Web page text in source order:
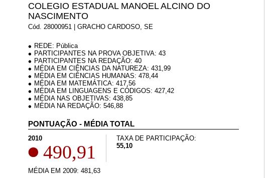
COLEGIO ESTADUAL MANOEL ALCINO DO
NASCIMENTO
Cód. 28000951 | GRACHO CARDOSO, SE
REDE: Pública
PARTICIPANTES NA PROVA OBJETIVA: 43
PARTICIPANTES NA REDAÇÃO: 40
MÉDIA EM CIÊNCIAS DA NATUREZA: 431,99
MÉDIA EM CIÊNCIAS HUMANAS: 478,44
MÉDIA EM MATEMÁTICA: 417,56
MÉDIA EM LINGUAGENS E CÓDIGOS: 427,42
MÉDIA NAS OBJETIVAS: 438,85
MÉDIA NA REDAÇÃO: 546,88
PONTUAÇÃO - MÉDIA TOTAL
2010
490,91
TAXA DE PARTICIPAÇÃO:
55,10
MÉDIA EM 2009: 481,63